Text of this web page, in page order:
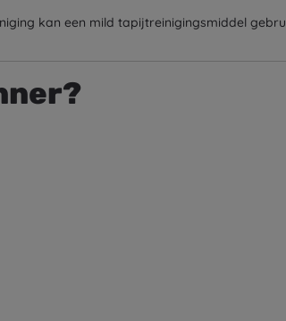
kan een mild tapijtreinigingsmiddel